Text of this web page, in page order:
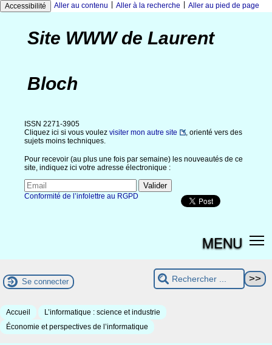
Accessibilité Aller au contenu Aller à la recherche Aller au pied de page
Site WWW de Laurent
Bloch
ISSN 2271-3905
Cliquez ici si vous voulez visiter mon autre site
, orienté vers des
sujets moins techniques.
Pour recevoir (au plus une fois par semaine) les nouveautés de ce
site, indiquez ici votre adresse électronique :
Conformité de l’infolettre au RGPD
MENU
Se connecter
Accueil
L’informatique : science et industrie
Économie et perspectives de l’informatique